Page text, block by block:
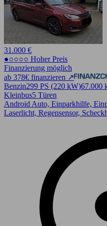
31.000 €
●○○○○ Hoher Preis
Finanzierung möglich
ab 378€ finanzieren ↗
Benzin299 PS (220 kW)67.000
Kleinbus5 Türen
Android Auto, Einparkhilfe,
Laserlicht, Regensensor,